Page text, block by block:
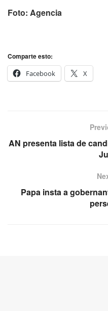
Foto: Agencia
Comparte esto:
Facebook
X
AN presenta lista de
Papa insta a